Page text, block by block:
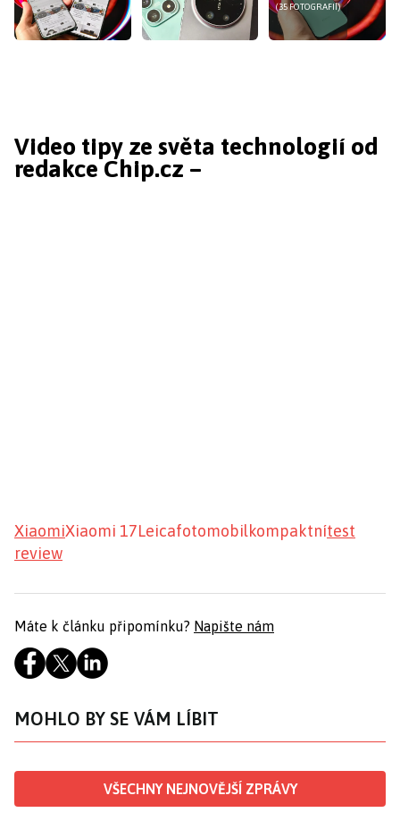
(35 FOTOGRAFIÍ)
Video tipy ze světa technologií od
redakce Chip.cz –
XiaomiXiaomi 17Leicafotomobilkompaktnítest
review
Máte k článku připomínku? Napište nám
MOHLO BY SE VÁM LÍBIT
VŠECHNY NEJNOVĚJŠÍ ZPRÁVY